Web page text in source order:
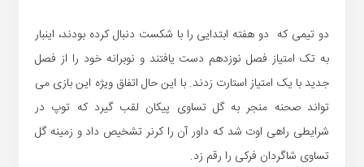
دو تیمی که دو هفته ابتدایی را با شکست دنبال کرده بودند، اینبار
به تک امتیاز فصل نوزدهم دست یافتند و نوبرانه خود را از فصل
جدید با یک امتیاز استارت زدند. با این حال اتفاق ویژه این بازی می
تواند صحنه منجر به گل تساوی پیکان لقب گیرد که توپ در
شرایطی راهی اوت شد که داور آن را کرنر تشخیص داد و زمینه گل
تساوی شاگردان فرکی را رقم زد.